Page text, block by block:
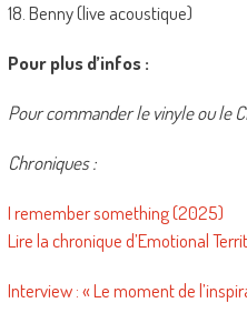
18. Benny (live acoustique)
Pour plus d’infos :
Pour commander le vinyle ou le
Chroniques :
I remember something (2025)
Lire la chronique d’Emotional
Interview : « Le moment de